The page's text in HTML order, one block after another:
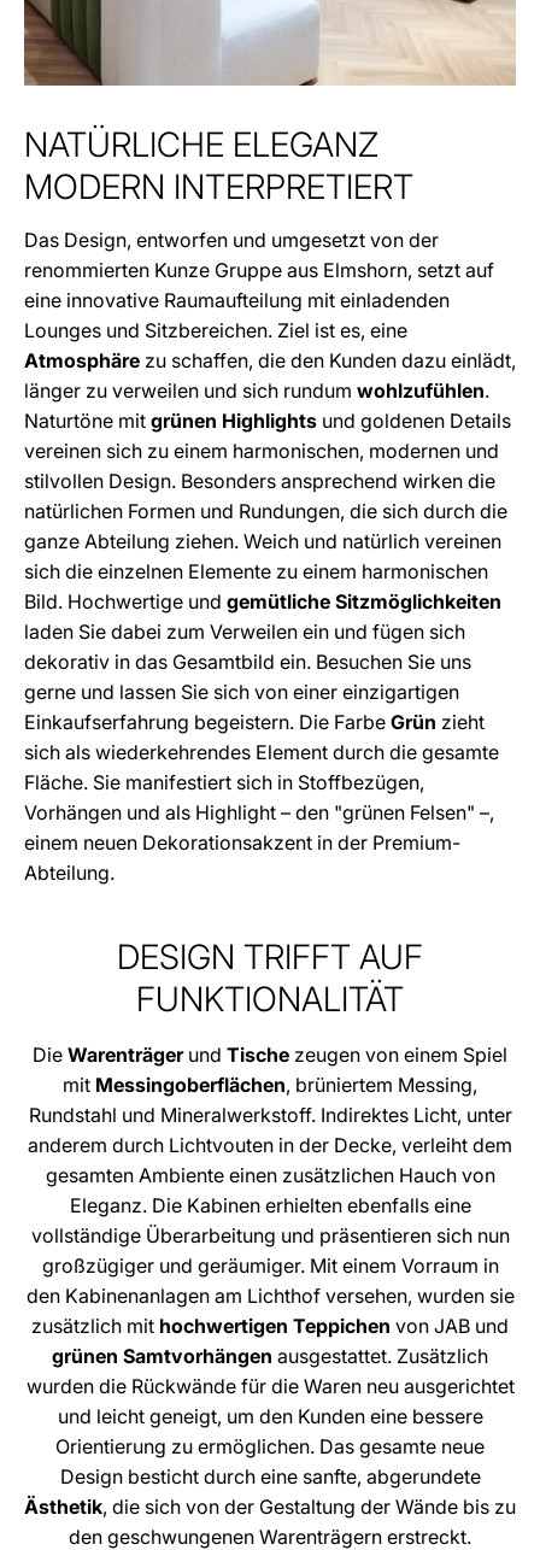
NATÜRLICHE ELEGANZ
MODERN INTERPRETIERT
Das Design, entworfen und umgesetzt von der
renommierten Kunze Gruppe aus Elmshorn, setzt auf
eine innovative Raumaufteilung mit einladenden
Lounges und Sitzbereichen. Ziel ist es, eine
Atmosphäre zu schaffen, die den Kunden dazu einlädt,
länger zu verweilen und sich rundum wohlzufühlen.
Naturtöne mit grünen Highlights und goldenen Details
vereinen sich zu einem harmonischen, modernen und
stilvollen Design. Besonders ansprechend wirken die
natürlichen Formen und Rundungen, die sich durch die
ganze Abteilung ziehen. Weich und natürlich vereinen
sich die einzelnen Elemente zu einem harmonischen
Bild. Hochwertige und gemütliche Sitzmöglichkeiten
laden Sie dabei zum Verweilen ein und fügen sich
dekorativ in das Gesamtbild ein. Besuchen Sie uns
gerne und lassen Sie sich von einer einzigartigen
Einkaufserfahrung begeistern. Die Farbe Grün zieht
sich als wiederkehrendes Element durch die gesamte
Fläche. Sie manifestiert sich in Stoffbezügen,
Vorhängen und als Highlight – den "grünen Felsen" –,
einem neuen Dekorationsakzent in der Premium-
Abteilung.
DESIGN TRIFFT AUF
FUNKTIONALITÄT
Die Warenträger und Tische zeugen von einem Spiel
mit Messingoberflächen, brüniertem Messing,
Rundstahl und Mineralwerkstoff. Indirektes Licht, unter
anderem durch Lichtvouten in der Decke, verleiht dem
gesamten Ambiente einen zusätzlichen Hauch von
Eleganz. Die Kabinen erhielten ebenfalls eine
vollständige Überarbeitung und präsentieren sich nun
großzügiger und geräumiger. Mit einem Vorraum in
den Kabinenanlagen am Lichthof versehen, wurden sie
zusätzlich mit hochwertigen Teppichen von JAB und
grünen Samtvorhängen ausgestattet. Zusätzlich
wurden die Rückwände für die Waren neu ausgerichtet
und leicht geneigt, um den Kunden eine bessere
Orientierung zu ermöglichen. Das gesamte neue
Design besticht durch eine sanfte, abgerundete
Ästhetik, die sich von der Gestaltung der Wände bis zu
den geschwungenen Warenträgern erstreckt.